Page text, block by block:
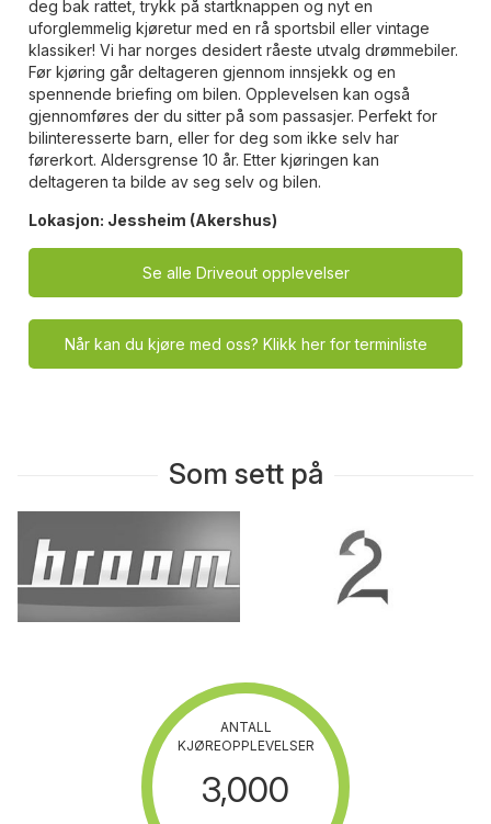
deg bak rattet, trykk på startknappen og nyt en
uforglemmelig kjøretur med en rå sportsbil eller vintage
klassiker! Vi har norges desidert råeste utvalg drømmebiler.
Før kjøring går deltageren gjennom innsjekk og en
spennende briefing om bilen. Opplevelsen kan også
gjennomføres der du sitter på som passasjer. Perfekt for
bilinteresserte barn, eller for deg som ikke selv har
førerkort. Aldersgrense 10 år. Etter kjøringen kan
deltageren ta bilde av seg selv og bilen.
Lokasjon: Jessheim (Akershus)
Se alle Driveout opplevelser
Når kan du kjøre med oss? Klikk her for terminliste
Som sett på
ANTALL
KJØREOPPLEVELSER
3,000